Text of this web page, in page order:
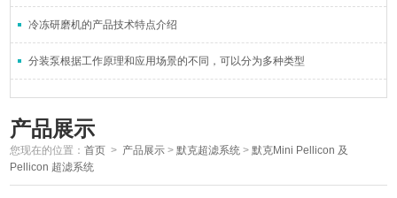
冷冻研磨机的产品技术特点介绍
分装泵根据工作原理和应用场景的不同，可以分为多种类型
产品展示
您现在的位置：首页 > 产品展示 >默克超滤系统 >默克Mini Pellicon 及
Pellicon 超滤系统